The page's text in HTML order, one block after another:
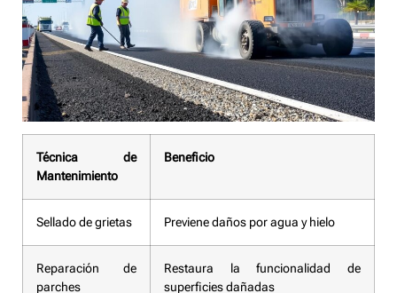
Técnica de
Mantenimiento
Beneficio
Sellado de grietas Previene daños por agua y hielo
Reparación de
parches
Restaura la funcionalidad de
superficies dañadas